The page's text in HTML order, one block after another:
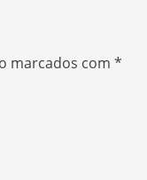
marcados com *